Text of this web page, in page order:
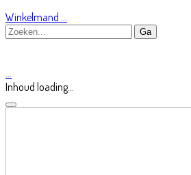
Winkelmand …
…
Inhoud loading...